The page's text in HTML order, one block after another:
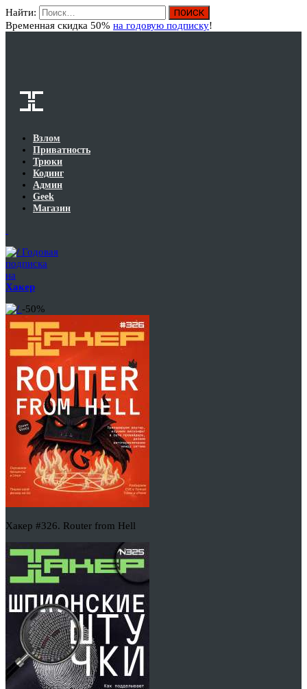
Найти:
Временная скидка 50% на годовую подписку!
Взлом
Приватность
Трюки
Кодинг
Админ
Geek
Магазин
Годовая
подписка
на
Хакер
-50%
Хакер #326. Router from Hell